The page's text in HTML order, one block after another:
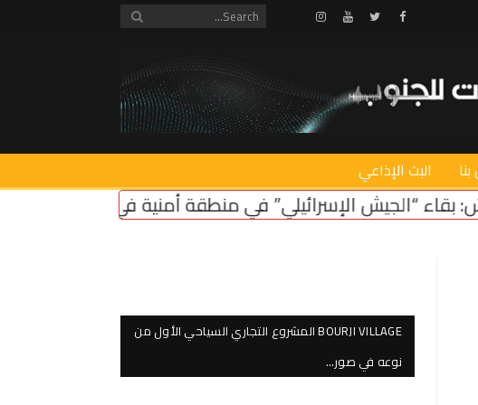
Facebook
Twitter
Youtube
Instagram
البث الإذاعي
في منطقة أمنية في لبنان ضروري لأمن سكان الشمال
BOURJI VILLAGE المشروع التجاري السياحي الأول من
نوعه في صور…